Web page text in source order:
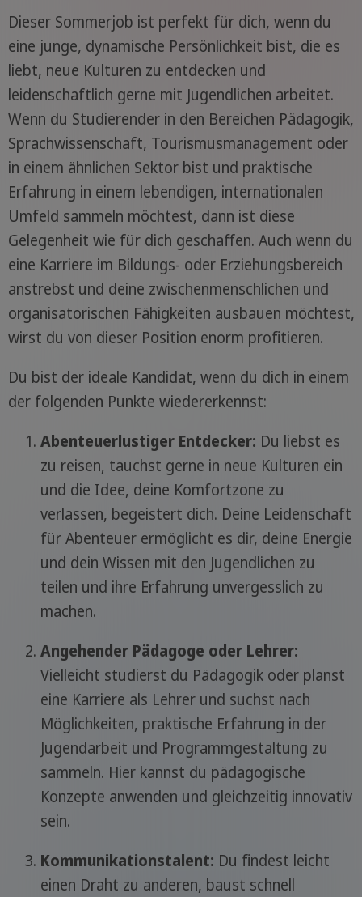
Dieser Sommerjob ist perfekt für dich, wenn du
eine junge, dynamische Persönlichkeit bist, die es
liebt, neue Kulturen zu entdecken und
leidenschaftlich gerne mit Jugendlichen arbeitet.
Wenn du Studierender in den Bereichen Pädagogik,
Sprachwissenschaft, Tourismusmanagement oder
in einem ähnlichen Sektor bist und praktische
Erfahrung in einem lebendigen, internationalen
Umfeld sammeln möchtest, dann ist diese
Gelegenheit wie für dich geschaffen. Auch wenn du
eine Karriere im Bildungs- oder Erziehungsbereich
anstrebst und deine zwischenmenschlichen und
organisatorischen Fähigkeiten ausbauen möchtest,
wirst du von dieser Position enorm profitieren.
Du bist der ideale Kandidat, wenn du dich in einem
der folgenden Punkte wiedererkennst:
Abenteuerlustiger Entdecker: Du liebst es
zu reisen, tauchst gerne in neue Kulturen ein
und die Idee, deine Komfortzone zu
verlassen, begeistert dich. Deine Leidenschaft
für Abenteuer ermöglicht es dir, deine Energie
und dein Wissen mit den Jugendlichen zu
teilen und ihre Erfahrung unvergesslich zu
machen.
Angehender Pädagoge oder Lehrer:
Vielleicht studierst du Pädagogik oder planst
eine Karriere als Lehrer und suchst nach
Möglichkeiten, praktische Erfahrung in der
Jugendarbeit und Programmgestaltung zu
sammeln. Hier kannst du pädagogische
Konzepte anwenden und gleichzeitig innovativ
sein.
Kommunikationstalent: Du findest leicht
einen Draht zu anderen, baust schnell